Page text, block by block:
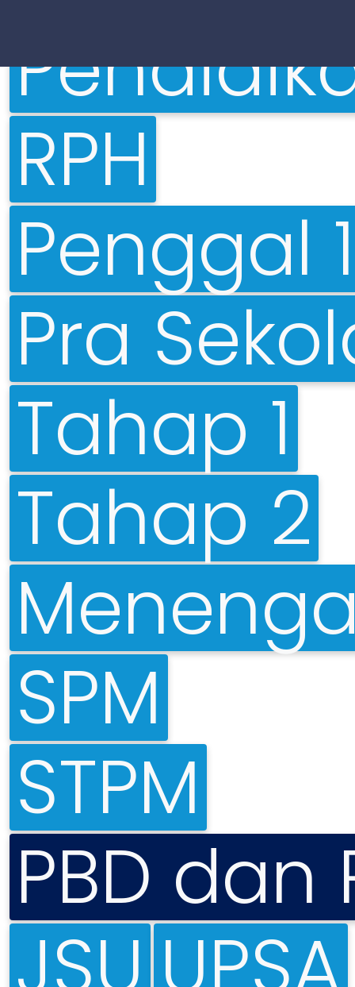
RPH
Penggal 1
Pra
Tahap 1
Tahap 2
SPM
STPM
PBD dan